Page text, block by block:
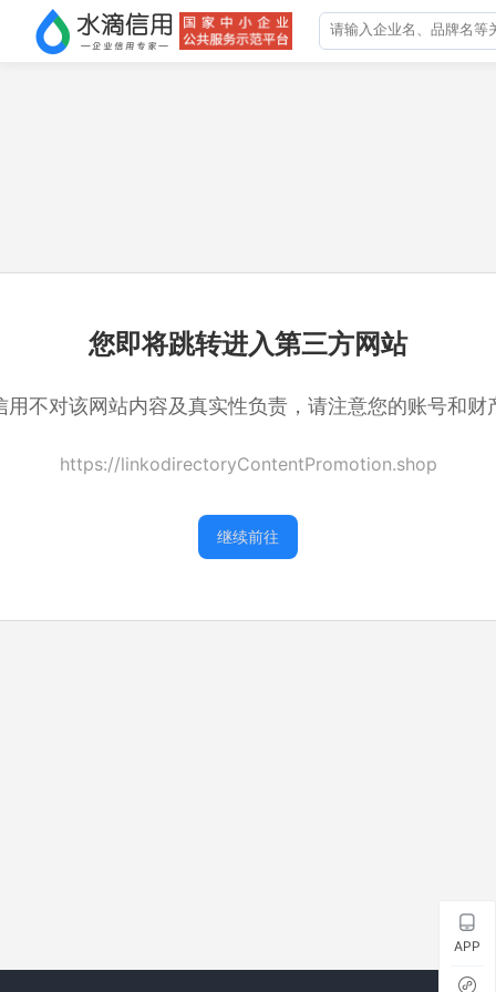
您即将跳转进入第三方网站
用不对该网站内容及真实性负责，请注意您的账号和财
https://linkodirectoryContentPromotion.shop
继续前往
APP